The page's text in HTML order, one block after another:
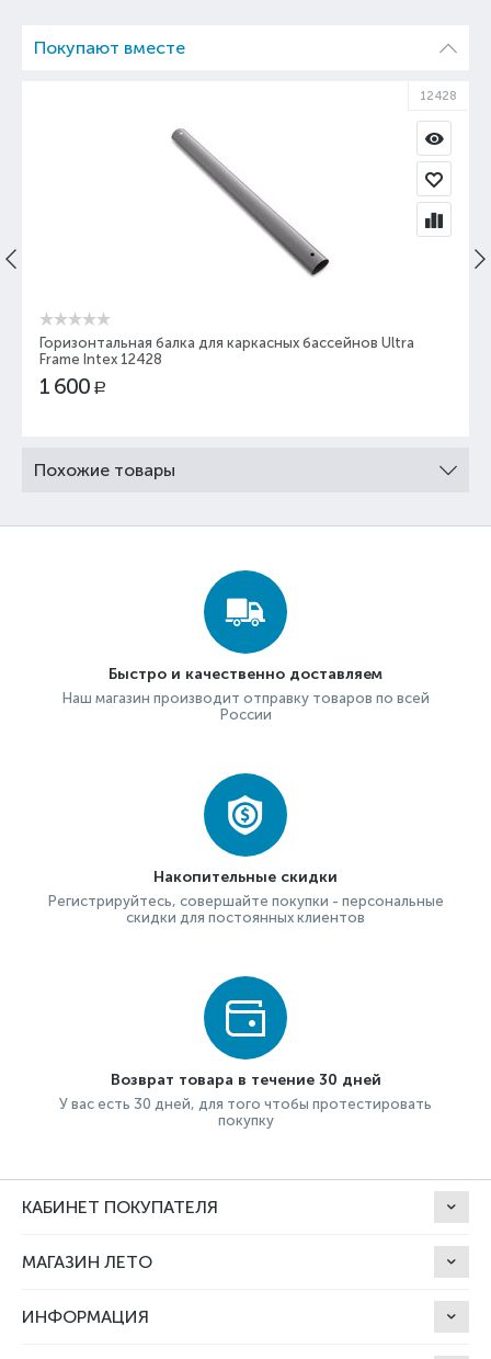
Покупают вместе
12428
Горизонтальная балка для каркасных бассейнов Ultra
Frame Intex 12428
1 600 Р
Похожие товары
Быстро и качественно доставляем
Наш магазин производит отправку товаров по всей
России
Накопительные скидки
Регистрируйтесь, совершайте покупки - персональные
скидки для постоянных клиентов
Возврат товара в течение 30 дней
У вас есть 30 дней, для того чтобы протестировать
покупку
КАБИНЕТ ПОКУПАТЕЛЯ
МАГАЗИН ЛЕТО
ИНФОРМАЦИЯ